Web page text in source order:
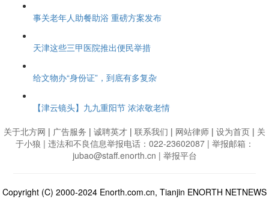
事关老年人助餐助浴 重磅方案发布
天津这些三甲医院推出便民举措
给文物办“身份证”，到底有多复杂
【津云镜头】九九重阳节 浓浓敬老情
关于北方网 | 广告服务 | 诚聘英才 | 联系我们 | 网站律师 | 设为首页 | 关
于小狼 | 违法和不良信息举报电话：022-23602087 | 举报邮箱：
jubao@staff.enorth.cn | 举报平台
Copyright (C) 2000-2024 Enorth.com.cn, Tianjin ENORTH NETNEWS